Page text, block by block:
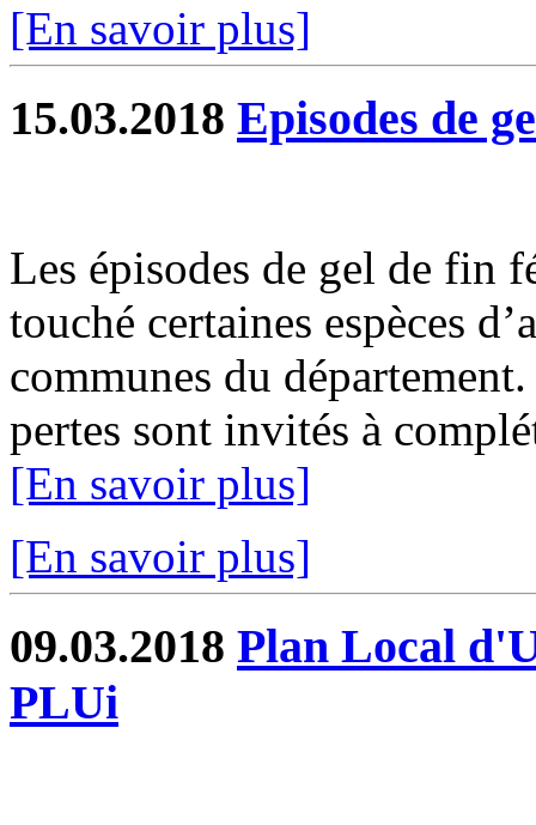
[En savoir plus]
15.03.2018 Episodes de
Les épisodes de gel de fin
touché certaines espèces
communes du
pertes sont invités à
[En savoir plus]
[En savoir plus]
09.03.2018 Plan Local
PLUi